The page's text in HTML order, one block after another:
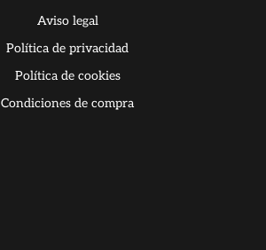
Aviso legal
Política de privacidad
Política de cookies
Condiciones de compra